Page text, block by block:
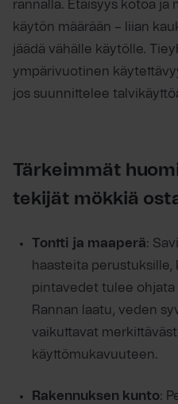
rannalla. Etäisyys kotoa ja
käytön määrään – liian
jäädä vähälle käytölle.
ympärivuotinen
jos suunnittelee
Tärkeimmät
tekijät mökkiä
Tontti ja maaperä:
haasteita
pintavedet tulee ohjata
Rannan laatu, veden
vaikuttavat
käyttömukavuuteen.
Rakennuksen kunto: